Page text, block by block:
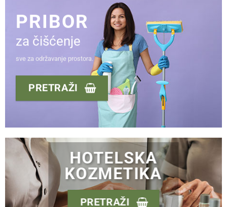
PRIBOR
za čišćenje
sve za održavanje prostora.
PRETRAŽI
HOTELSKA
KOZMETIKA
PRETRAŽI